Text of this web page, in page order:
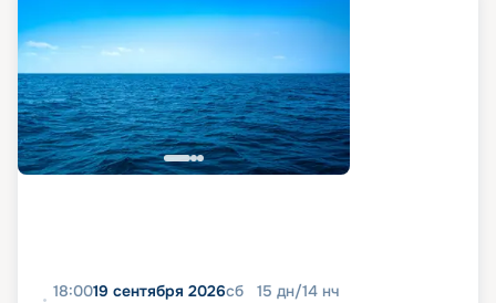
18:0019 сентября 2026сб 15 дн/14 нч